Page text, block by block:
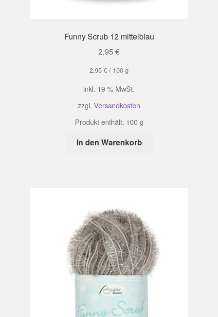
Funny Scrub 12 mittelblau
2,95 €
2,95 € / 100 g
inkl. 19 % MwSt.
zzgl. Versandkosten
Produkt enthält: 100g
In den Warenkorb